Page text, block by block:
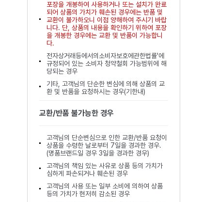
포장을 개봉하여 사용하거나 또는 설치가 완료
되어 상품의 가치가 훼손된 경우에는 반품 및
교환이 불가하오니 이점 양해하여 주시기 바랍
니다. 단, 상품의 내용을 확인하기 위하여 포장
을 개봉한 경우에는 교환 및 반품이 가능합니
다.
전자상거래등에서의소비자보호에관한법률'에
규정되어 있는 소비자 청약철회 가능범위에 해
당되는 경우
기타, 고객님의 단순한 변심에 의해 상품의 교
환 및 반품을 요청하시는 경우(기한내)
교환/반품 불가능한 경우
고객님의 단순변심으로 인한 교환/반품 요청이
상품을 수령한 날로부터 7일을 경과한 경우.
(명품브랜드일 경우 3일을 경과한 경우)
고객님의 책임 있는 사유로 상품 등의 가치가
심하게 파손되거나 훼손된 경우
고객님의 사용 또는 일부 소비에 의하여 상품
등의 가치가 현저히 감소된 경우